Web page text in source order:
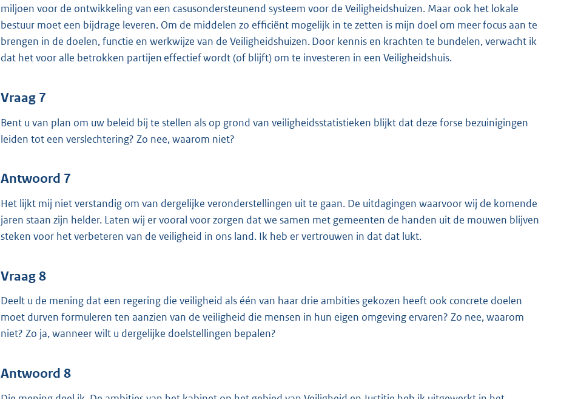
miljoen voor de ontwikkeling van een casusondersteunend systeem voor de Veiligheidshuizen. Maar ook het lokale
bestuur moet een bijdrage leveren. Om de middelen zo efficiënt mogelijk in te zetten is mijn doel om meer focus aan te
brengen in de doelen, functie en werkwijze van de Veiligheidshuizen. Door kennis en krachten te bundelen, verwacht ik
dat het voor alle betrokken partijen effectief wordt (of blijft) om te investeren in een Veiligheidshuis.
Vraag 7
Bent u van plan om uw beleid bij te stellen als op grond van veiligheidsstatistieken blijkt dat deze forse bezuinigingen
leiden tot een verslechtering? Zo nee, waarom niet?
Antwoord 7
Het lijkt mij niet verstandig om van dergelijke veronderstellingen uit te gaan. De uitdagingen waarvoor wij de komende
jaren staan zijn helder. Laten wij er vooral voor zorgen dat we samen met gemeenten de handen uit de mouwen blijven
steken voor het verbeteren van de veiligheid in ons land. Ik heb er vertrouwen in dat dat lukt.
Vraag 8
Deelt u de mening dat een regering die veiligheid als één van haar drie ambities gekozen heeft ook concrete doelen
moet durven formuleren ten aanzien van de veiligheid die mensen in hun eigen omgeving ervaren? Zo nee, waarom
niet? Zo ja, wanneer wilt u dergelijke doelstellingen bepalen?
Antwoord 8